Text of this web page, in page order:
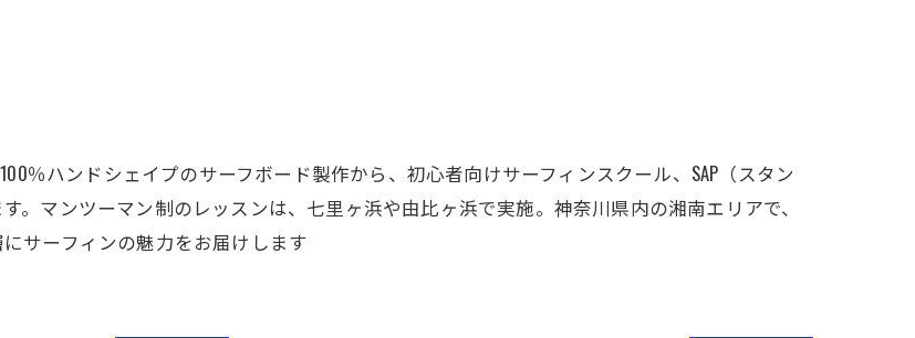
100％ハンドシェイプのサーフボード製作から、初心者向けサーフィンスクール、SAP（スタン
。マンツーマン制のレッスンは、七里ヶ浜や由比ヶ浜で実施。神奈川県内の湘南エリアで、
サーフィンの魅力をお届けします